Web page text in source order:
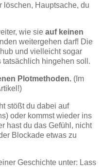
löschen, Hauptsache, du
wie sie auf keinen
weitergehen darf! Die
und vielleicht sogar
hingehen soll.
Plotmethoden. (Im
stößt du dabei auf
oder kommst wieder ins
hast du das Gefühl, nicht
Blockade etwas zu
Geschichte unter: Lass